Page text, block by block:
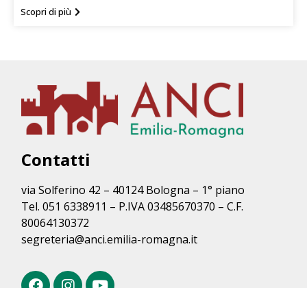
Scopri di più
Contatti
via Solferino 42 – 40124 Bologna – 1° piano
Tel. 051 6338911 – P.IVA 03485670370 – C.F.
80064130372
segreteria@anci.emilia-romagna.it